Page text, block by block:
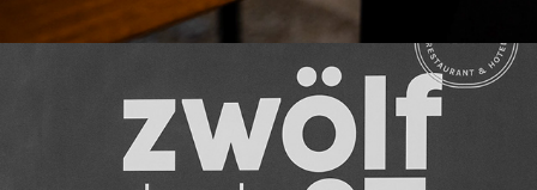
V & M: YOUR STORY, FRAME BY FRAME